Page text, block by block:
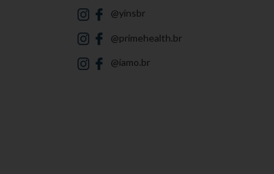
@yinsbr
@primehealth.br
@iamo.br